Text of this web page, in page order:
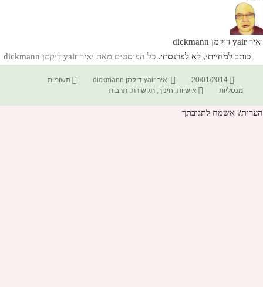
יאיר yair דיקמן dickmann
כותב למחייתי, לא לפרנסתי. כל הפוסטים מאת יאיר yair דיקמן dickmann‏
פורסם
בתאריך
20/01/2014 מחבר
יאיר yair דיקמן dickmann קטגוריות
תשומות
מנטליות
תגיות
אישיות, חינוך,תקשורת,תרבות
הערות? אשמח לתגובתך